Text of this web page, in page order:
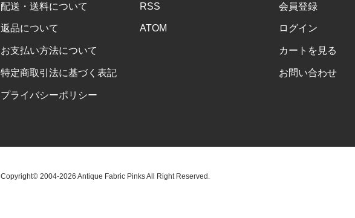
配送・送料について
返品について
お支払い方法について
特定商取引法に基づく表記
プライバシーポリシー
RSS
ATOM
会員登録
ログイン
カートを見る
お問い合わせ
Copyright© 2004-2026 Antique Fabric Pinks All Right Reserved.